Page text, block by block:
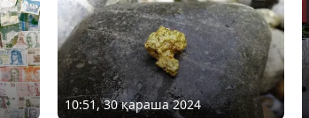
10:51, 30 қараша 2024